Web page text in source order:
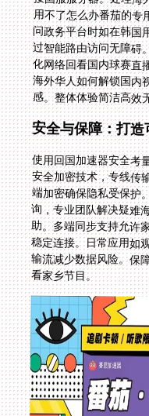
感。整体体验简洁高效
安全与保障：打
使用回国加速器安全考
看家乡节目。